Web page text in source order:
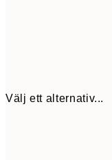
Välj ett alternativ...